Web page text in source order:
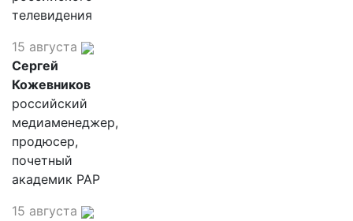
телевидения
15 августа
Сергей
Кожевников
российский
медиаменеджер,
продюсер,
почетный
академик РАР
15 августа